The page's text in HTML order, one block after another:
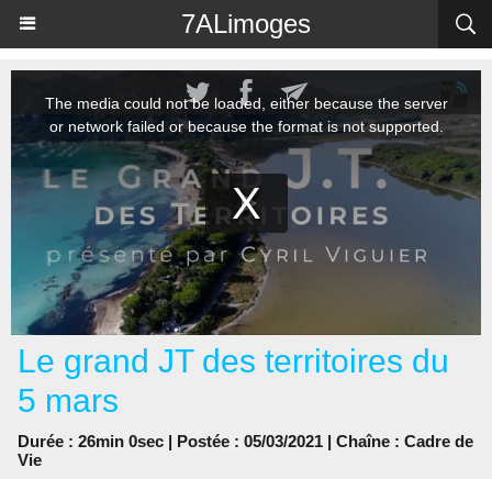
7ALimoges
Le grand JT des territoires du
5 mars
Durée : 26min 0sec | Postée : 05/03/2021 | Chaîne : Cadre de
Vie